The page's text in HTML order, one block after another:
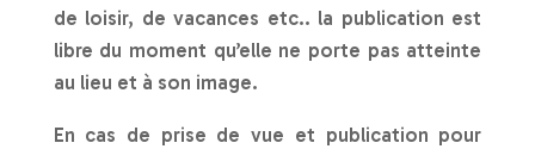
de loisir, de vacances etc.. la publication est
libre du moment qu’elle ne porte pas atteinte
au lieu et à son image.
En cas de prise de vue et publication pour